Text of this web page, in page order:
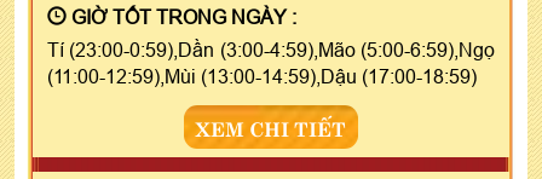
GIỜ TỐT TRONG NGÀY :
Tí (23:00-0:59),Dần (3:00-4:59),Mão (5:00-6:59),Ngọ
(11:00-12:59),Mùi (13:00-14:59),Dậu (17:00-18:59)
XEM CHI TIẾT